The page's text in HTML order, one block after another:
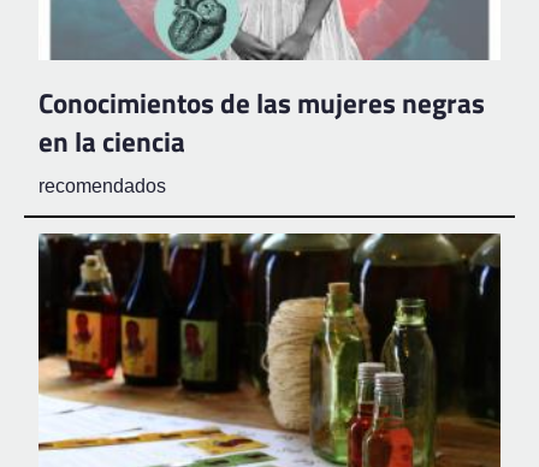
Conocimientos de las mujeres negras
en la ciencia
recomendados